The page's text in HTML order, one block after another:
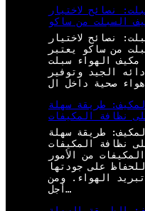
نصائح لاختيار
السبلت من ساكو
نصائح لاختيار
من ساكو يعتبر
مكيف الهواء سبلت
الجيد وتوفير
طريقة سهلة
نظافة المكيفات
طريقة سهلة
نظافة المكيفات
من الأمور
على جودتها
الهواء. ومن
أجل…